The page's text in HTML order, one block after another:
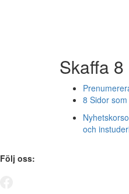
Skaffa
8 Sidor
och
Följ oss: